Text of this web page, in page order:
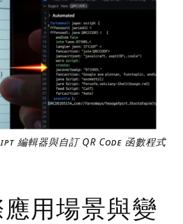
編輯器與自訂 QR Code 函數程式
用場景與變